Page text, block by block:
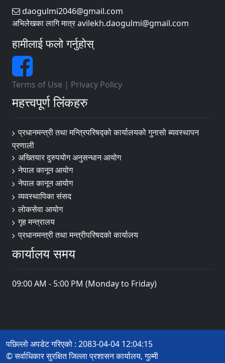
daogulmi2046@gmail.com
अभिलेखका लागि मात्र avilekh.daogulmi@gmail.com
हामीलाई फलो गर्नुहोस्
Terms of Use | Privacy Policy
महत्त्वपूर्ण लिंकहरु
प्रधानमन्त्री तथा मन्त्रिपरिषद्को कार्यालयको गुनासो ब्यवस्थापन
प्रणाली
अख्तियार दुरुपयोग अनुसन्धान आयोग
नेपाल कानून आयोग
नेपाल कानून आयोग
व्यवस्थापिका संसद
लोकसेवा आयोग
गृह मन्त्रालय
प्रधानमन्त्री तथा मन्त्रीपरिषदको कार्यालय
कार्यालय समय
09:00 AM - 5:00 PM (Monday to Friday)
पछिल्लो अपडेट गरिएको : 2083-04-04 12:04:15
© सर्वाधिकार सुरक्षित जिल्ला प्रशासन कार्यालय, गुल्मी